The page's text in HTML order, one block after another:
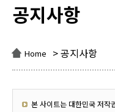
공지사항
Home > 공지사항
본 사이트는 대한민국 저작